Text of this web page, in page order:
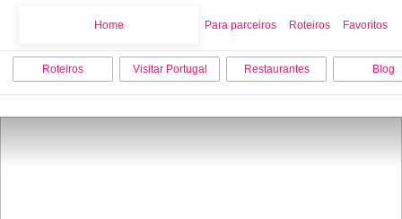
Home Para parceiros Roteiros Favoritos
Roteiros Visitar Portugal Restaurantes Blog